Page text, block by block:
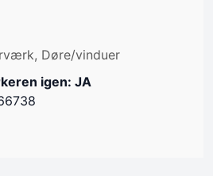
Døre/vinduer
igen: JA